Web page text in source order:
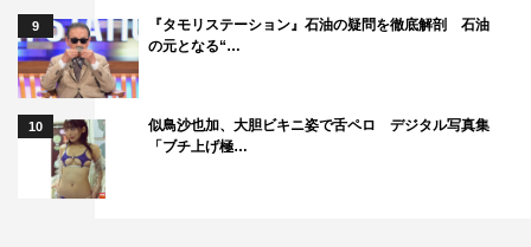
9
『タモリステーション』石油の疑問を徹底解剖 石油
の元となる“…
10
似鳥沙也加、大胆ビキニ姿で舌ペロ デジタル写真集
「ブチ上げ極…